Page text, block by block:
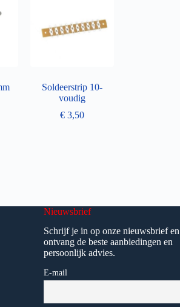
Soldeerstrip 10-
voudig
€ 3,50
Nieuwsbrief
Schrijf je in op onze nieuwsbrief en
ontvang de beste aanbiedingen en
persoonlijk advies.
E-mail